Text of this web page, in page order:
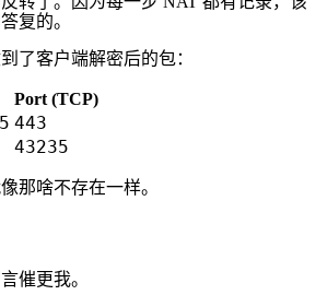
复的。
了客户端解密后的包：
Port (TCP)
443
43235
那啥不存在一样。
催更我。